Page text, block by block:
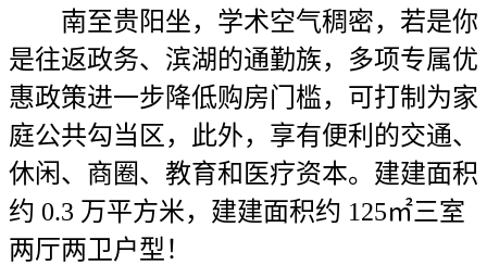
南至贵阳坐，学术空气稠密，若是你
是往返政务、滨湖的通勤族，多项专属优
惠政策进一步降低购房门槛，可打制为家
庭公共勾当区，此外，享有便利的交通、
休闲、商圈、教育和医疗资本。建建面积
约 0.3 万平方米，建建面积约 125㎡三室
两厅两卫户型！